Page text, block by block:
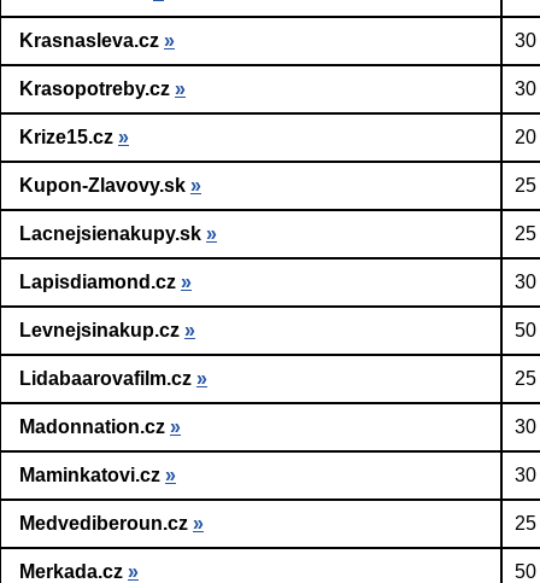
Krasnasleva.cz » 30
Krasopotreby.cz » 30
Krize15.cz »
Kupon-Zlavovy.sk »
Lacnejsienakupy.sk »
Lapisdiamond.cz » 30
Levnejsinakup.cz » 50
Lidabaarovafilm.cz »
Madonnation.cz » 30
Maminkatovi.cz » 30
Medvediberoun.cz »
Merkada.cz » 50